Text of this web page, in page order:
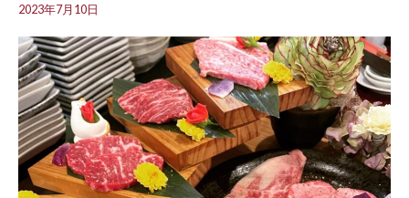
2023年7月10日